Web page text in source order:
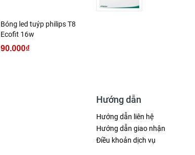
Bóng led tuýp philips T8
Ecofit 16w
90.000₫
Hướng dẫn
Hướng dẫn liên hệ
Hướng dẫn giao nhận
Điều khoản dịch vụ